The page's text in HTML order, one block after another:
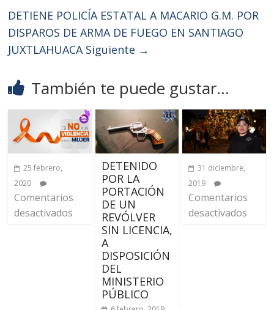
DETIENE POLICÍA ESTATAL A MACARIO G.M. POR
DISPAROS DE ARMA DE FUEGO EN SANTIAGO
JUXTLAHUACA Siguiente →
También te puede gustar...
25 febrero,
2020
Comentarios
desactivados
DETENIDO
POR LA
PORTACIÓN
DE UN
REVÓLVER
SIN LICENCIA,
A
DISPOSICIÓN
DEL
MINISTERIO
PÚBLICO
31 diciembre,
2019
Comentarios
desactivados